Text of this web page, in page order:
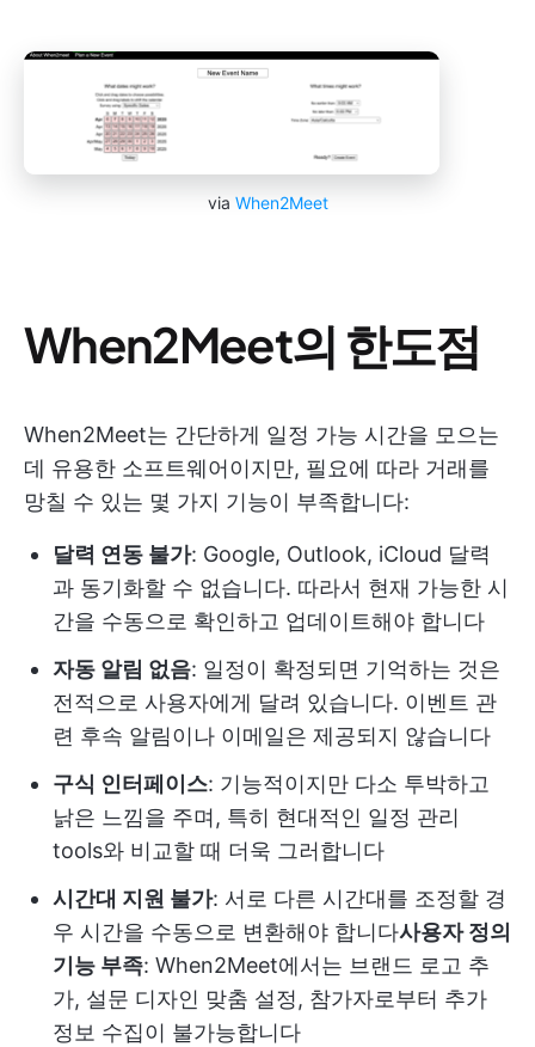
via When2Meet
When2Meet의 한도점
When2Meet는 간단하게 일정 가능 시간을 모으는
데 유용한 소프트웨어이지만, 필요에 따라 거래를
망칠 수 있는 몇 가지 기능이 부족합니다:
달력 연동 불가: Google, Outlook, iCloud 달력
과 동기화할 수 없습니다. 따라서 현재 가능한 시
간을 수동으로 확인하고 업데이트해야 합니다
자동 알림 없음: 일정이 확정되면 기억하는 것은
전적으로 사용자에게 달려 있습니다. 이벤트 관
련 후속 알림이나 이메일은 제공되지 않습니다
구식 인터페이스: 기능적이지만 다소 투박하고
낡은 느낌을 주며, 특히 현대적인 일정 관리
tools와 비교할 때 더욱 그러합니다
시간대 지원 불가: 서로 다른 시간대를 조정할 경
우 시간을 수동으로 변환해야 합니다사용자 정의
기능 부족: When2Meet에서는 브랜드 로고 추
가, 설문 디자인 맞춤 설정, 참가자로부터 추가
정보 수집이 불가능합니다